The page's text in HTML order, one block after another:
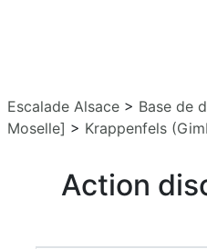
Escalade Alsace > Base de
Moselle] > Krappenfels
Action